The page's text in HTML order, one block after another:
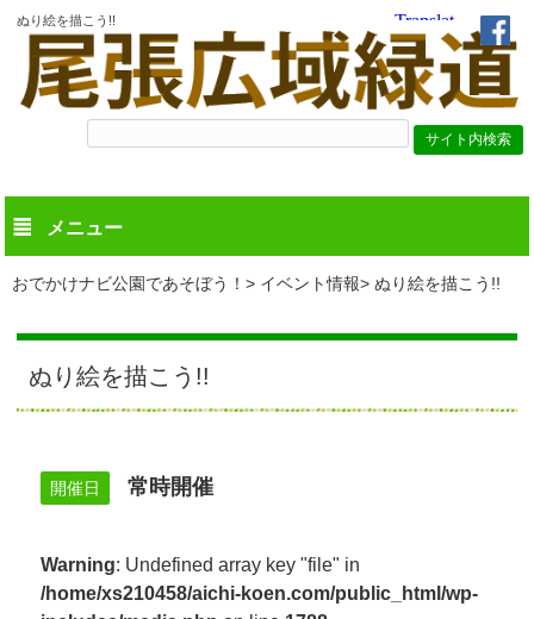
ぬり絵を描こう!!
メニュー
おでかけナビ公園であそぼう！ イベント情報 ぬり絵を描こう!!
ぬり絵を描こう!!
開催日 常時開催
Warning: Undefined array key "file" in
/home/xs210458/aichi-koen.com/public_html/wp-